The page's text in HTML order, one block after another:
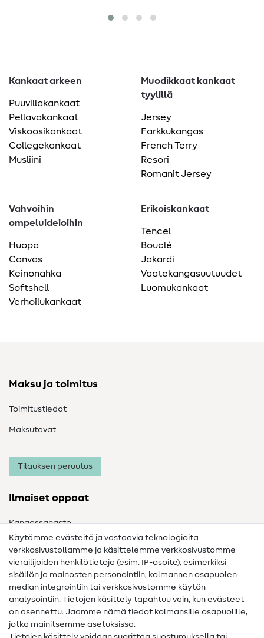
Kankaat arkeen
Puuvillakankaat
Pellavakankaat
Viskoosikankaat
Collegekankaat
Musliini
Muodikkaat kankaat
tyylillä
Jersey
Farkkukangas
French Terry
Resori
Romanit Jersey
Vahvoihin
ompeluideioihin
Huopa
Canvas
Keinonahka
Softshell
Verhoilukankaat
Erikoiskankaat
Tencel
Bouclé
Jakardi
Vaatekangasuutuudet
Luomukankaat
Maksu ja toimitus
Toimitustiedot
Maksutavat
Tilauksen peruutus
Ilmaiset oppaat
Kangassanasto
Ompelusanasto
Ompeluohjeet
Apua ja yhteystiedot
Yhteystiedot
Tietoa omistajanvaihdoksesta
Käytämme evästeitä ja vastaavia teknologioita
verkkosivustollamme ja käsittelemme verkkosivustomme
vierailijoiden henkilötietoja (esim. IP-osoite), esimerkiksi
sisällön ja mainosten personointiin, kolmannen osapuolen
median integrointiin tai verkkosivustomme käytön
analysointiin. Tietojen käsittely tapahtuu vain, kun evästeet
on asennettu. Jaamme nämä tiedot kolmansille osapuolille,
jotka mainitsemme asetuksissa.